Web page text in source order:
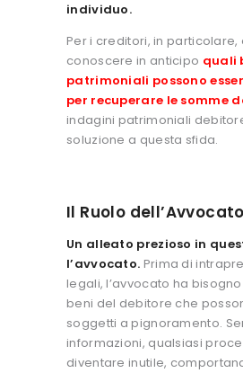
individuo.
Per i creditori, in particolare,
conoscere in anticipo quali
patrimoniali possono
per recuperare le somme
indagini patrimoniali
soluzione a questa sfida.
Il Ruolo dell’Avvocato
Un alleato prezioso in
l’avvocato. Prima di
legali, l’avvocato ha
beni del debitore che
soggetti a pignoramento.
informazioni, qualsiasi
diventare inutile,